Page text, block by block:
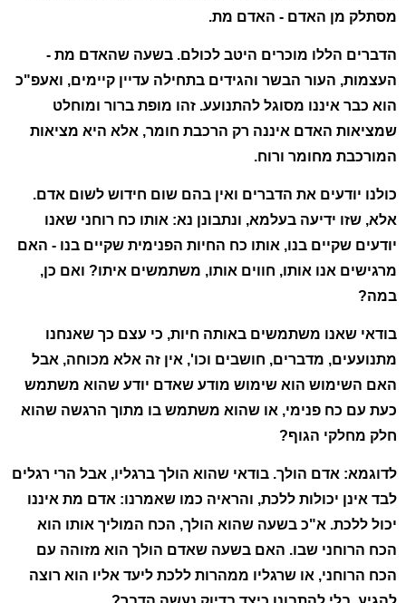
מסתלק מן האדם - האדם מת.
הדברים הללו מוכרים היטב לכולם. בשעה שהאדם מת -
העצמות, העור הבשר והגידים בתחילה עדיין קיימים, ואעפ"כ
הוא כבר איננו מסוגל להתנועע. זהו מופת ברור ומוחלט
שמציאות האדם איננה רק הרכבת חומר, אלא היא מציאות
המורכבת מחומר ורוח.
כולנו יודעים את הדברים ואין בהם שום חידוש לשום אדם.
אלא, שזו ידיעה בעלמא, ונתבונן נא: אותו כח רוחני שאנו
יודעים שקיים בנו, אותו כח החיות הפנימית שקיים בנו - האם
מרגישים אנו אותו, חווים אותו, משתמשים איתו? ואם כן,
במה?
בודאי שאנו משתמשים באותה חיות, כי עצם כך שאנחנו
מתנועעים, מדברים, חושבים וכו', אין זה אלא מכוחה, אבל
האם השימוש הוא שימוש מודע שאדם יודע שהוא משתמש
כעת עם כח פנימי, או שהוא משתמש בו מתוך הרגשה שהוא
חלק מחלקי הגוף?
לדוגמא: אדם הולך. בודאי שהוא הולך ברגליו, אבל הרי רגלים
לבד אינן יכולות ללכת, והראיה כמו שאמרנו: אדם מת איננו
יכול ללכת. א"כ בשעה שהוא הולך, הכח המוליך אותו הוא
הכח הרוחני שבו. האם בשעה שאדם הולך הוא מזוהה עם
הכח הרוחני, או שרגליו ממהרות ללכת ליעד אליו הוא רוצה